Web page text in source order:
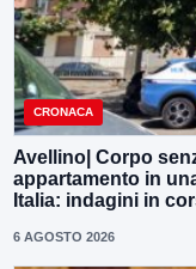
CRONACA
Avellino| Corpo
appartamento in
Italia: indagini in
6 AGOSTO 2026